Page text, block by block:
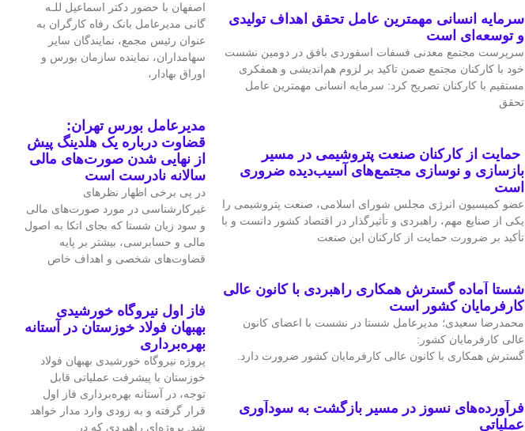
سرمایه انسانی مهمترین عامل تحقق اهداف تولیدی
و توسعه‌ای است
سرپرست مجتمع معدنی فسفات اسفوردی بافق در دومین نشست
خود با کارکنان مجتمع ضمن تاکید بر لزوم هم‌اندیشی و همفکری
مستقیم با کارکنان تصریح کرد: سرمایه انسانی مهمترین عامل
تحقق
حمایت از کارکنان صنعت پتروشیمی در مسیر
بازسازی و نوسازی مجتمع‌های آسیب‌دیده ضروری
است
عضو کمیسیون انرژی مجلس شورای اسلامی، صنعت پتروشیمی را
یکی از صنایع مهم، راهبردی و تأثیرگذار در اقتصاد کشور دانست و با
تأکید بر ضرورت حمایت از کارکنان این صنعت
شستا آماده گسترش همکاری راهبردی با کانون عالی
کارفرمایان کشور است
محمدرضا سعیدی؛ مدیرعامل شستا در نشست با اعضای کانون
عالی کارفرمایان کشور:
گسترش همکاری با کانون عالی کارفرمایان کشور ضرورت دارد.
فرآورده‌های نسوز در مسیر بازگشت به سودآوری
عملیاتی
اصفهان با حضور دکتر اسماعیل للـه
گانی مدیرعامل بانک رفاه کارگران به
عنوان رئیس مجمع، نمایندگان سایر
سهامداران، نماینده سازمان بورس و
اوراق بهادار،
مدیرعامل بورس تهران:
قضاوت درباره یک هلدینگ پیش
از نهایی شدن صورت‌های مالی
سالانه نادرست است
در پی برخی اظهار نظرهای
غیرکارشناسی در مورد صورت‌های مالی
و سود زیان شستا که بجای اتکا به اصول
مالی و حسابرسی، بیشتر بر پایه
قضاوت‌‌های شخصی و اهداف خاص
فاز اول نیروگاه خورشیدی
بهبهان فولاد خوزستان در آستانه
بهره‌برداری
پروژه نیروگاه خورشیدی بهبهان فولاد
خوزستان با پیشرفت عملیاتی قابل‌
توجه، در آستانه بهره‌برداری فاز اول
قرار گرفته و به‌ زودی وارد مدار خواهد
شد. پروژه‌ای راهبردی که در